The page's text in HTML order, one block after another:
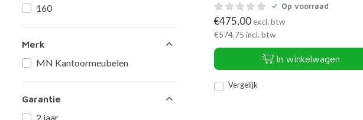
160
Merk
MN Kantoormeubelen
Garantie
2 jaar
Op voorraad
€475,00excl. btw
€574,75 incl. btw
In winkelwagen
Vergelijk